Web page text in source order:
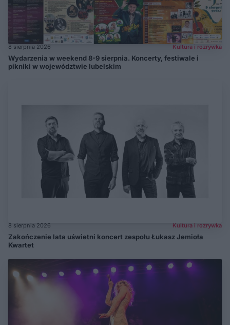
8 sierpnia 2026 Kultura i rozrywka
Wydarzenia w weekend 8-9 sierpnia. Koncerty, festiwale i
pikniki w województwie lubelskim
8 sierpnia 2026 Kultura i rozrywka
Zakończenie lata uświetni koncert zespołu Łukasz Jemioła
Kwartet